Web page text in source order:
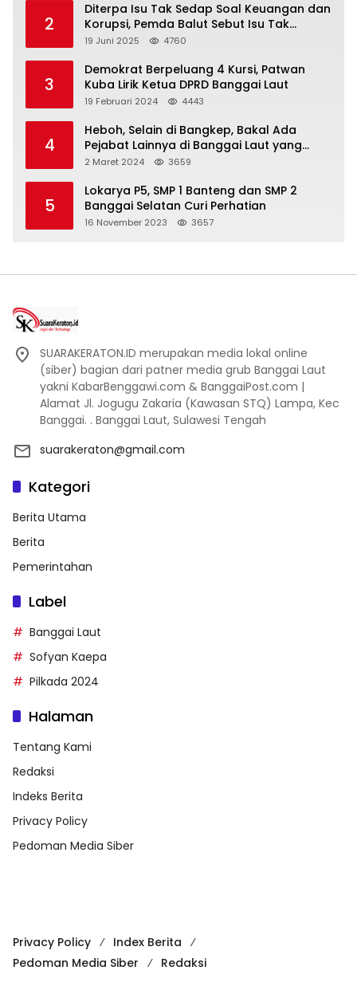
2
Diterpa Isu Tak Sedap Soal Keuangan dan
Korupsi, Pemda Balut Sebut Isu Tak
Berdasar
19 Juni 2025 4760
3
Demokrat Berpeluang 4 Kursi, Patwan
Kuba Lirik Ketua DPRD Banggai Laut
19 Februari 2024 4443
4
Heboh, Selain di Bangkep, Bakal Ada
Pejabat Lainnya di Banggai Laut yang
Bakal di Ciduk, Bagini Kata Kapolres!
2 Maret 2024 3659
5
Lokarya P5, SMP 1 Banteng dan SMP 2
Banggai Selatan Curi Perhatian
16 November 2023 3657
SUARAKERATON.ID merupakan media lokal online
(siber) bagian dari patner media grub Banggai Laut
yakni KabarBenggawi.com & BanggaiPost.com |
Alamat Jl. Jogugu Zakaria (Kawasan STQ) Lampa, Kec
Banggai. . Banggai Laut, Sulawesi Tengah
suarakeraton@gmail.com
Kategori
Berita Utama
Berita
Pemerintahan
Label
Banggai Laut
Sofyan Kaepa
Pilkada 2024
Halaman
Tentang Kami
Redaksi
Indeks Berita
Privacy Policy
Pedoman Media Siber
Privacy Policy
Index Berita
Pedoman Media Siber
Redaksi